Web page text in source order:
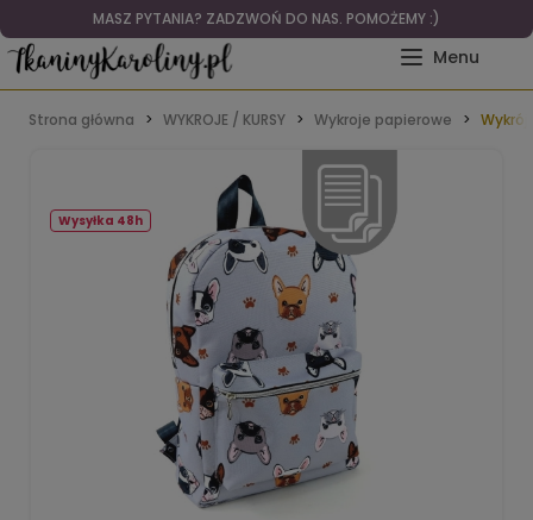
MASZ PYTANIA? ZADZWOŃ DO NAS. POMOŻEMY :)
Strona główna WYKROJE / KURSY Wykroje papierowe
Wysyłka 48h